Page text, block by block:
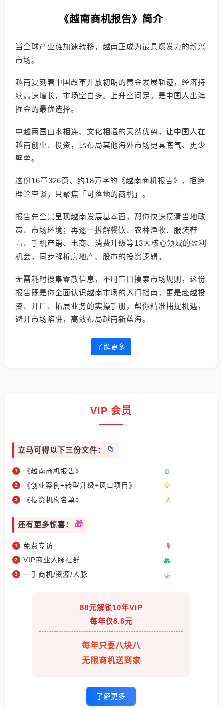
《越南商机报告》简介
当全球产业链加速转移，越南正成为最具爆发力的新兴
市场。
越南复刻着中国改革开放初期的黄金发展轨迹，经济持
续高速增长，市场空白多、上升空间足，是中国人出海
掘金的最优选择。
中越两国山水相连、文化相通的天然优势，让中国人在
越南创业、投资，比布局其他海外市场更具底气、更少
壁垒。
这份16章326页、约18万字的《越南商机报告》，拒绝
理论空谈，只聚焦「可落地的商机」。
报告先全景呈现越南发展基本面，帮你快速摸清当地政
策、市场环境；再逐一拆解餐饮、农林渔牧、服装鞋
帽、手机产销、电商、消费升级等13大核心领域的盈利
机会，同步解析房地产、股市的投资逻辑。
无需耗时搜集零散信息，不用盲目摸索市场规则，这份
报告既是你全面认识越南市场的入门指南，更是赴越投
资、开厂、拓展业务的实操手册，帮你精准捕捉机遇，
避开市场陷阱，高效布局越南新蓝海。
了解更多
VIP 会员
立马可得以下三份文件：
《越南商机报告》
《创业案例+转型升级+风口项目》
《投资机构名单》
还有更多惊喜：
免费专访
VIP商业人脉社群
一手商机/资源/人脉
88元解锁10年VIP
每年仅8.8元
每年只要八块八
无限商机送到家
了解更多